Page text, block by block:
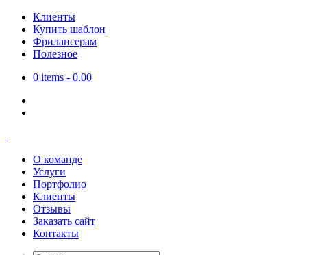
Клиенты
Купить шаблон
Фрилансерам
Полезное
0 items - 0.00
О команде
Услуги
Портфолио
Клиенты
Отзывы
Заказать сайт
Контакты